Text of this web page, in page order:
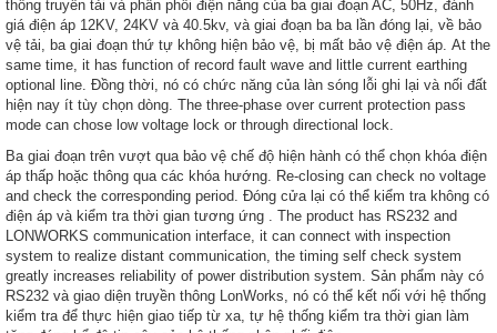
thống truyền tải và phân phối điện năng của ba giai đoạn AC, 50Hz, đánh
giá điện áp 12KV, 24KV và 40.5kv, và giai đoạn ba ba lần đóng lại, về bảo
vệ tải, ba giai đoạn thứ tự không hiện bảo vệ, bị mất bảo vệ điện áp. At the
same time, it has function of record fault wave and little current earthing
optional line. Đồng thời, nó có chức năng của làn sóng lỗi ghi lại và nối đất
hiện nay ít tùy chọn dòng. The three-phase over current protection pass
mode can chose low voltage lock or through directional lock.
Ba giai đoạn trên vượt qua bảo vệ chế độ hiện hành có thể chọn khóa điện
áp thấp hoặc thông qua các khóa hướng. Re-closing can check no voltage
and check the corresponding period. Đóng cửa lại có thể kiểm tra không có
điện áp và kiểm tra thời gian tương ứng . The product has RS232 and
LONWORKS communication interface, it can connect with inspection
system to realize distant communication, the timing self check system
greatly increases reliability of power distribution system. Sản phẩm này có
RS232 và giao diện truyền thông LonWorks, nó có thể kết nối với hệ thống
kiểm tra để thực hiện giao tiếp từ xa, tự hệ thống kiểm tra thời gian làm